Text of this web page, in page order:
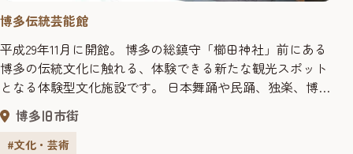
博多伝統芸能館
平成29年11月に開館。 博多の総鎮守「櫛田神社」前にある
博多の伝統文化に触れる、体験できる新たな観光スポット
となる体験型文化施設です。 日本舞踊や民踊、独楽、博多
仁和加など博多に伝わる伝統芸能の魅力を発信することを
目的としています。また、博多券番の芸妓の稽古場として
も利用されています。 ※公演等のイベント時以外は、入館
博多旧市街
#文化・芸術